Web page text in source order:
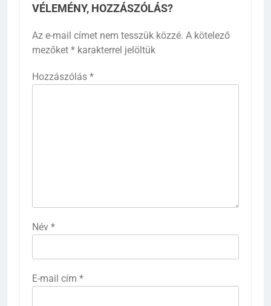
VÉLEMÉNY, HOZZÁSZÓLÁS?
Az e-mail címet nem tesszük közzé. A kötelező
mezőket * karakterrel jelöltük
Hozzászólás *
Név *
E-mail cím *